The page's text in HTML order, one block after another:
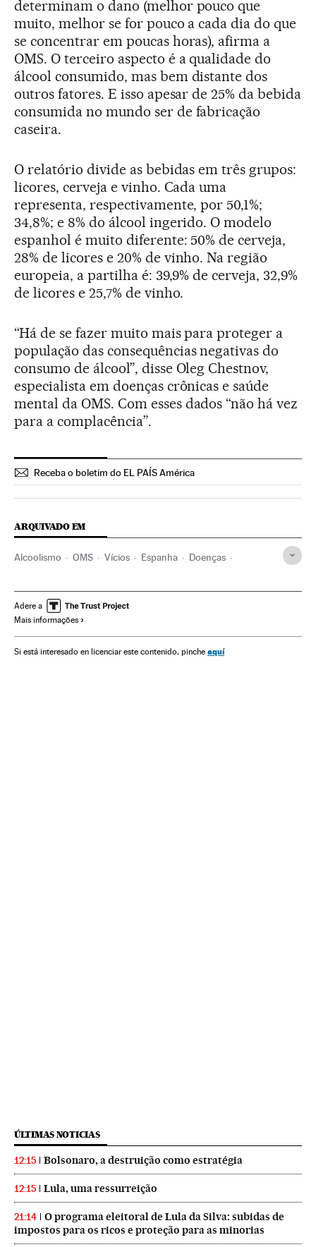
determinam o dano (melhor pouco que
muito, melhor se for pouco a cada dia do que
se concentrar em poucas horas), afirma a
OMS. O terceiro aspecto é a qualidade do
álcool consumido, mas bem distante dos
outros fatores. E isso apesar de 25% da bebida
consumida no mundo ser de fabricação
caseira.
O relatório divide as bebidas em três grupos:
licores, cerveja e vinho. Cada uma
representa, respectivamente, por 50,1%;
34,8%; e 8% do álcool ingerido. O modelo
espanhol é muito diferente: 50% de cerveja,
28% de licores e 20% de vinho. Na região
europeia, a partilha é: 39,9% de cerveja, 32,9%
de licores e 25,7% de vinho.
“Há de se fazer muito mais para proteger a
população das consequências negativas do
consumo de álcool”, disse Oleg Chestnov,
especialista em doenças crônicas e saúde
mental da OMS. Com esses dados “não há vez
para a complacência”.
Receba o boletim do EL PAÍS América
ARQUIVADO EM
Alcoolismo OMS Vícios Espanha Doenças
Saúde ONU Organizações internacionais
Relações exteriores
Sociedade
Adere a
Mais informações
Si está interesado en licenciar este contenido, pinche aquí
ÚLTIMAS NOTICIAS
12:15 Bolsonaro, a destruição como estratégia
12:15 Lula, uma ressurreição
21:14
O programa eleitoral de Lula da Silva: subidas de
impostos para os ricos e proteção para as minorias